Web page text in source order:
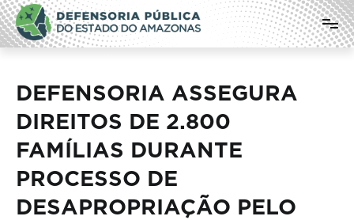
Pular
para
o
conteúdo
Defensoria Pública do Estado do
Amazonas
DEFENSORIA ASSEGURA
DIREITOS DE 2.800
FAMÍLIAS DURANTE
PROCESSO DE
DESAPROPRIAÇÃO PELO